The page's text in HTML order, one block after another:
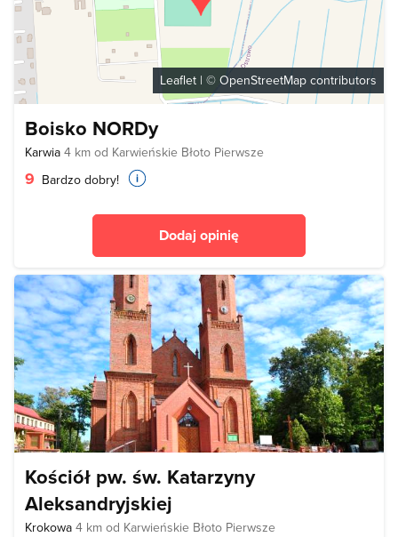
Leaflet | © OpenStreetMap contributors
Boisko NORDy
Karwia 4 km od Karwieńskie Błoto Pierwsze
9 Bardzo dobry!
Dodaj opinię
Kościół pw. św. Katarzyny
Aleksandryjskiej
Krokowa 4 km od Karwieńskie Błoto Pierwsze